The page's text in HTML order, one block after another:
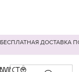
БЕСПЛАТНАЯ ДОСТАВКА